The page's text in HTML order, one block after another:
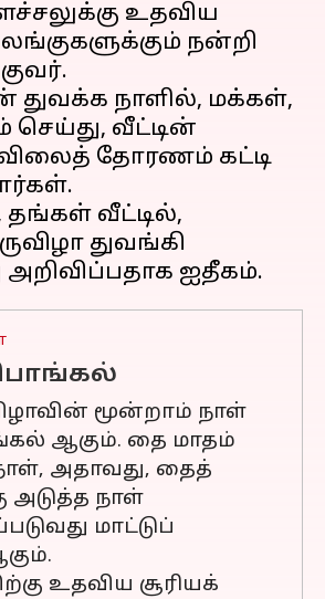
உதவிய
நன்றி
துவக்க நாளில், மக்கள்,
செய்து, வீட்டின்
தோரணம் கட்டி
வீட்டில்,
துவங்கி
பொங்கல்
மூன்றாம் நாள்
ஆகும். தை மாதம்
அதாவது, தைத்
அடுத்த நாள்
மாட்டுப்
உதவிய சூரியக்